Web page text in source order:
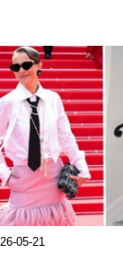
05-21